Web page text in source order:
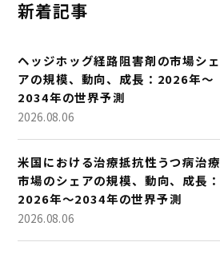
新着記事
ヘッジホッグ経路阻害剤の市場シェ
アの規模、動向、成長：2026年～
2034年の世界予測
2026.08.06
米国における治療抵抗性うつ病治療
市場のシェアの規模、動向、成長：
2026年～2034年の世界予測
2026.08.06